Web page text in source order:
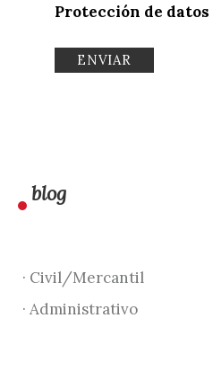
Protección de datos
blog
· Civil/Mercantil
· Administrativo